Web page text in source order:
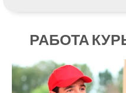
РАБОТА
Канев
Казатин
Киев
Кобеляки
Коцюбинское